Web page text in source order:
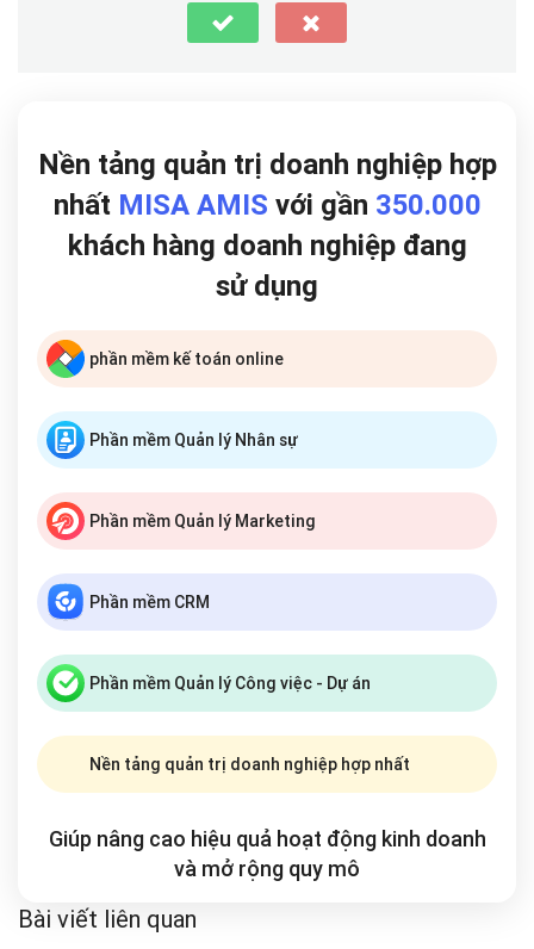
Nền tảng quản trị doanh nghiệp hợp
nhất MISA AMIS với gần 350.000
khách hàng doanh nghiệp đang
sử dụng
phần mềm kế toán online
Phần mềm Quản lý Nhân sự
Phần mềm Quản lý Marketing
Phần mềm CRM
Phần mềm Quản lý Công việc - Dự án
Nền tảng quản trị doanh nghiệp hợp nhất
Giúp nâng cao hiệu quả hoạt động kinh doanh
và mở rộng quy mô
Bài viết liên quan